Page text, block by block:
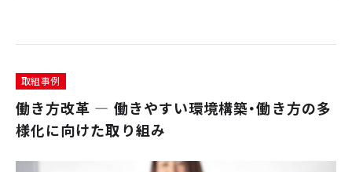
取組事例
働き方改革 ― 働きやすい環境構築・働き方の多
様化に向けた取り組み